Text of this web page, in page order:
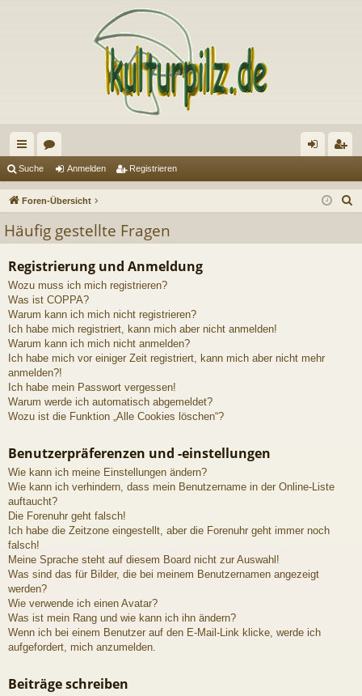
ch
ne
ug
riff
en m
de
ist
re
Suche Anmelden Registrieren
Foren-Übersicht
Häufig gestellte Fragen
Registrierung und Anmeldung
Wozu muss ich mich registrieren?
Was ist COPPA?
Warum kann ich mich nicht registrieren?
Ich habe mich registriert, kann mich aber nicht anmelden!
Warum kann ich mich nicht anmelden?
Ich habe mich vor einiger Zeit registriert, kann mich aber nicht mehr
anmelden?!
Ich habe mein Passwort vergessen!
Warum werde ich automatisch abgemeldet?
Wozu ist die Funktion „Alle Cookies löschen“?
Benutzerpräferenzen und -einstellungen
Wie kann ich meine Einstellungen ändern?
Wie kann ich verhindern, dass mein Benutzername in der Online-Liste
auftaucht?
Die Forenuhr geht falsch!
Ich habe die Zeitzone eingestellt, aber die Forenuhr geht immer noch
falsch!
Meine Sprache steht auf diesem Board nicht zur Auswahl!
Was sind das für Bilder, die bei meinem Benutzernamen angezeigt
werden?
Wie verwende ich einen Avatar?
Was ist mein Rang und wie kann ich ihn ändern?
Wenn ich bei einem Benutzer auf den E-Mail-Link klicke, werde ich
aufgefordert, mich anzumelden.
Beiträge schreiben